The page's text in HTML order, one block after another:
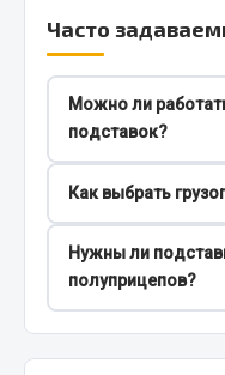
Выключатели
Изолента
Весь раздел
Запчасти на
Амортизаторы для
Часто
Можно ли
подставок?
удержания
ремонта и
подставки, чтобы
Как выбрать
количество точек
Нужны ли
полуприцепов?